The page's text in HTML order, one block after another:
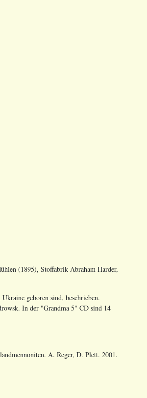
(1895), Stoffabrik Abraham Harder,
geboren sind, beschrieben.
In der "Grandma 5" CD sind 14
A. Reger, D. Plett. 2001.